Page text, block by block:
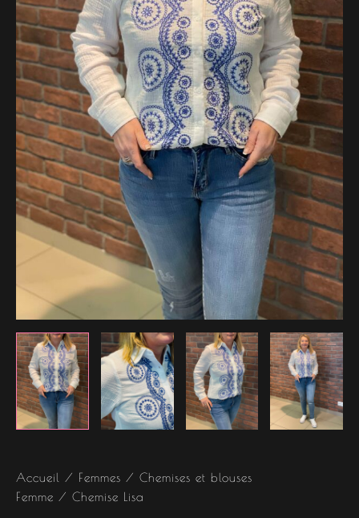
Accueil / Femmes / Chemises et blouses
Femme / Chemise Lisa